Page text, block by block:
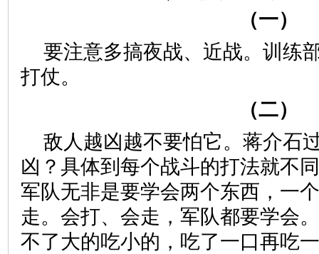
（一）
要注意多搞夜战、近战。训练
打仗。
（二）
敌人越凶越不要怕它。蒋介石
凶？具体到每个战斗的打法就不
军队无非是要学会两个东西，一
走。会打、会走，军队都要学会
不了大的吃小的，吃了一口再吃